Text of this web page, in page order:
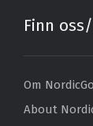
Finn
Om
About